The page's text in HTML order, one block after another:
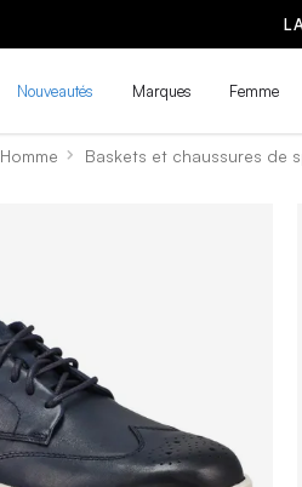
Nouveautés Marques Femme
Homme Baskets et chaussures de